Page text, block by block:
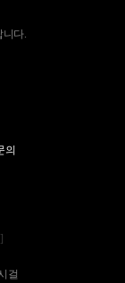
니다.
의
걸